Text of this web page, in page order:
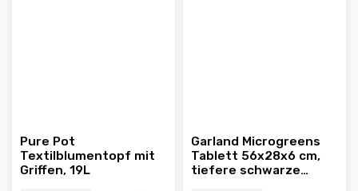
Pure Pot
Textilblumentopf mit
Griffen, 19L
Garland Microgreens
Tablett 56x28x6 cm,
tiefere schwarze